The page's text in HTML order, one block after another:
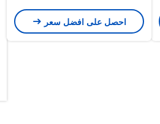
PHG.3B.324
احصل على افضل سعر